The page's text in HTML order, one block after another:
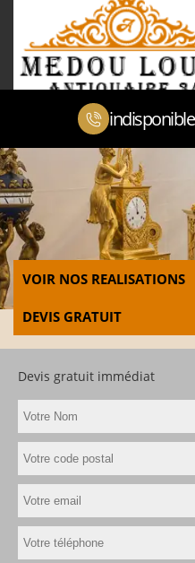
indisponible
VOIR NOS REALISATIONS
DEVIS GRATUIT
Devis gratuit immédiat